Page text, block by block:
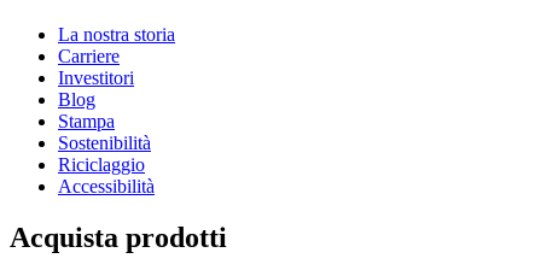
La nostra storia
Carriere
Investitori
Blog
Stampa
Sostenibilità
Riciclaggio
Accessibilità
Acquista prodotti